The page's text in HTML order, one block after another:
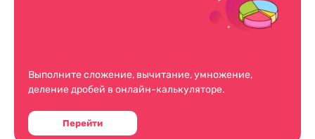
Выполните сложение, вычитание, умножение,
деление дробей в онлайн-калькуляторе.
Перейти